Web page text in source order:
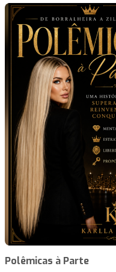
Polêmicas à Parte